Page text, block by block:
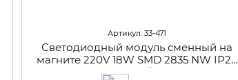
Артикул: 33-471
Светодиодный модуль сменный на
магните 220V 18W SMD 2835 NW IP20
(LW-04/36)